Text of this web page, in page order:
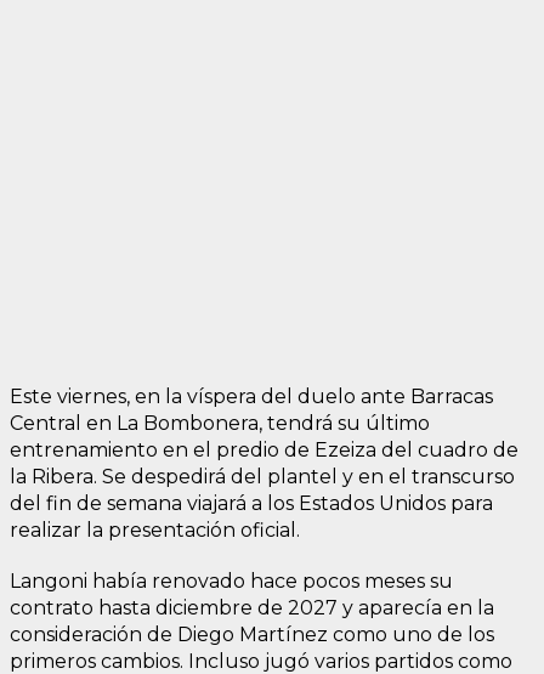
Este viernes, en la víspera del duelo ante Barracas
Central en La Bombonera, tendrá su último
entrenamiento en el predio de Ezeiza del cuadro de
la Ribera. Se despedirá del plantel y en el transcurso
del fin de semana viajará a los Estados Unidos para
realizar la presentación oficial.
Langoni había renovado hace pocos meses su
contrato hasta diciembre de 2027 y aparecía en la
consideración de Diego Martínez como uno de los
primeros cambios. Incluso jugó varios partidos como